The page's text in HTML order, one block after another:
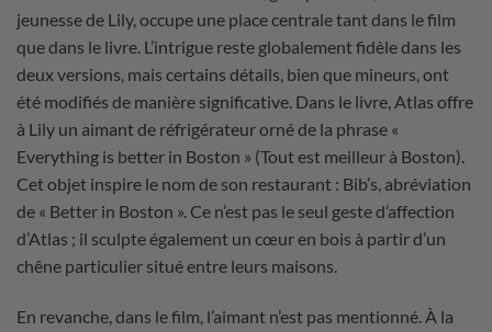
jeunesse de Lily, occupe une place centrale tant dans le film
que dans le livre. L’intrigue reste globalement fidèle dans les
deux versions, mais certains détails, bien que mineurs, ont
été modifiés de manière significative. Dans le livre, Atlas offre
à Lily un aimant de réfrigérateur orné de la phrase «
Everything is better in Boston » (Tout est meilleur à Boston).
Cet objet inspire le nom de son restaurant : Bib’s, abréviation
de « Better in Boston ». Ce n’est pas le seul geste d’affection
d’Atlas ; il sculpte également un cœur en bois à partir d’un
chêne particulier situé entre leurs maisons.
En revanche, dans le film, l’aimant n’est pas mentionné. À la